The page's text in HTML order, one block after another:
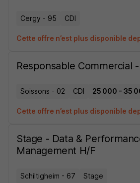
Cergy - 95 CDI
Cette offre n’est plus disponible
Responsable Commercial
Soissons - 02 CDI 25 000 - 35
Cette offre n’est plus disponible
Stage - Data &
Management H/F
Schiltigheim - 67 Stage